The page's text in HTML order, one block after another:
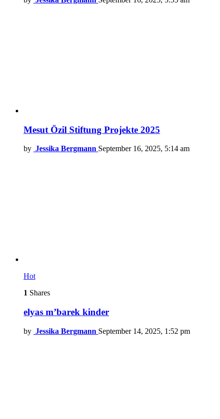
Mesut Özil Stiftung Projekte 2025
by Jessika Bergmann September 16, 2025, 5:14 am
Hot
1 Shares
elyas m’barek kinder
by Jessika Bergmann September 14, 2025, 1:52 pm